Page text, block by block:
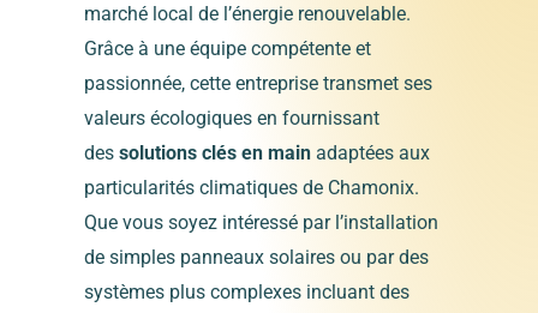
marché local de l’énergie renouvelable.
Grâce à une équipe compétente et
passionnée, cette entreprise transmet ses
valeurs écologiques en fournissant
des solutions clés en main adaptées aux
particularités climatiques de Chamonix.
Que vous soyez intéressé par l’installation
de simples panneaux solaires ou par des
systèmes plus complexes incluant des